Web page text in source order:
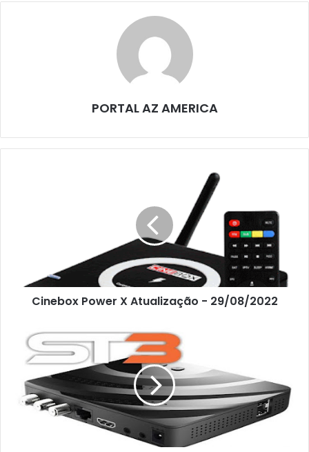
PORTAL AZ AMERICA
Cinebox Power X Atualização - 29/08/2022